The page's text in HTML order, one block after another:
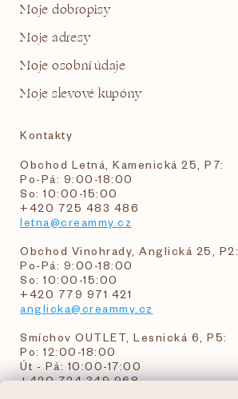
Moje dobropisy
Moje adresy
Moje osobní údaje
Moje slevové kupóny
Kontakty
Obchod Letná, Kamenická 25, P7:
Po-Pá: 9:00-18:00
So: 10:00-15:00
+420 725 483 486
letna@creammy.cz
Obchod Vinohrady, Anglická 25, P2:
Po-Pá: 9:00-18:00
So: 10:00-15:00
+420 779 971 421
anglicka@creammy.cz
Smíchov OUTLET, Lesnická 6, P5:
Po: 12:00-18:00
Út - Pá: 10:00-17:00
+420 724 349 968